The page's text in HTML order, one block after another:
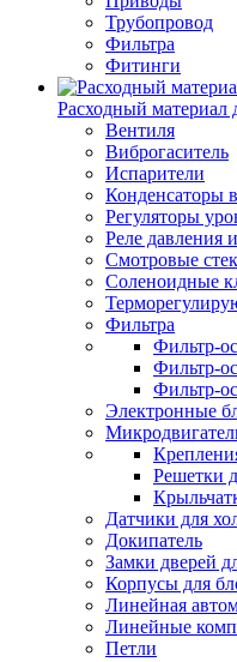
Трубопровод
Фильтра
Фитинги
Расходный материал
Вентиля
Виброгаситель
Испарители
Конденсаторы
Регуляторы
Реле давления
Смотровые
Соленоидные
Фильтра
Фильтр-
Фильтр-
Фильтр-
Электронные
Решетки
Датчики для
Докипатель
Замки дверей
Корпусы для
Линейная
Линейные
Петли